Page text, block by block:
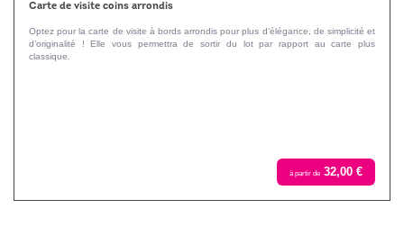
Carte de visite coins arrondis
Optez pour la carte de visite à bords arrondis pour plus d’élégance, de simplicité et
d’originalité ! Elle vous permettra de sortir du lot par rapport au carte plus
classique.
à partir de 32,00 €